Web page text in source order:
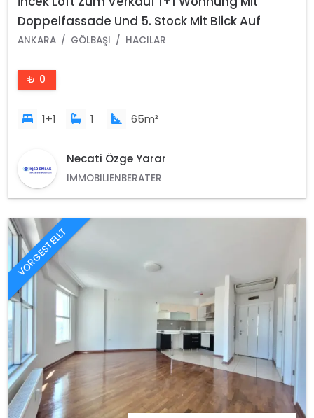
Doppelfassade Und 5. Stock Mit Blick Auf
Mogan
ANKARA GÖLBAŞI HACILAR
₺ 0
1+1 1 65m²
Necati Özge Yarar
IMMOBILIENBERATER
VORGESTELLT